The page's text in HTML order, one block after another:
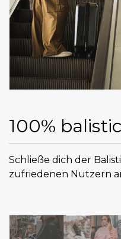
100%
Schließe dich der
zufriedenen Nutzern